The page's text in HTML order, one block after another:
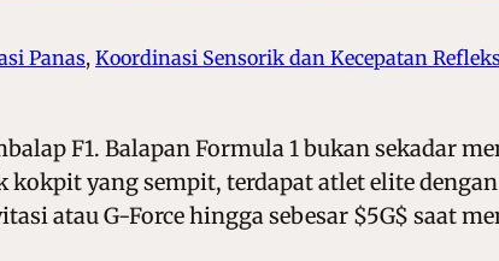
Panas, Koordinasi Sensorik dan Kecepatan
F1. Balapan Formula 1 bukan sekadar
yang sempit, terdapat atlet elite
atau G-Force hingga sebesar $5G$ saat